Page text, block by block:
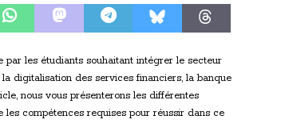
les étudiants souhaitant intégrer le secteur
digitalisation des services financiers, la banque
nous vous présenterons les différentes
compétences requises pour réussir dans ce